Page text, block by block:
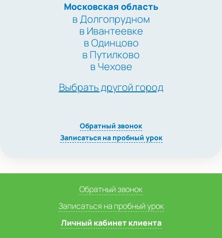
Московская область
в Долгопрудном
в Ивантеевке
в Одинцово
в Путилково
в Чехове
Выбрать другой город
Обратный звонок
Записаться на пробный урок
Обратный звонок
Записаться на пробный урок
Личный кабинет клиента